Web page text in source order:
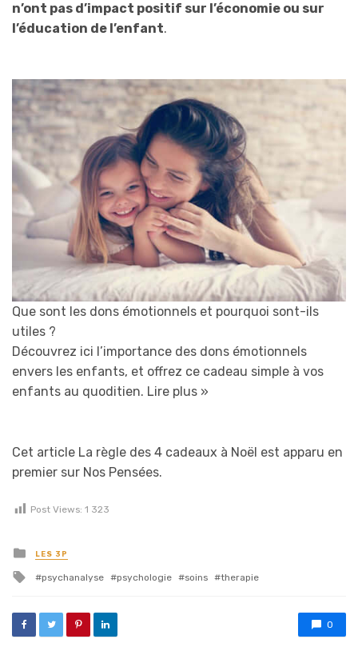
n’ont pas d’impact positif sur l’économie ou sur
l’éducation de l’enfant.
Que sont les dons émotionnels et pourquoi sont-ils
utiles ?
Découvrez ici l’importance des dons émotionnels
envers les enfants, et offrez ce cadeau simple à vos
enfants au quoditien. Lire plus »
Cet article La règle des 4 cadeaux à Noël est apparu en
premier sur Nos Pensées.
Post Views: 1 323
Posted in
LES 3P
Tagged with
psychanalyse psychologie soins therapie
0